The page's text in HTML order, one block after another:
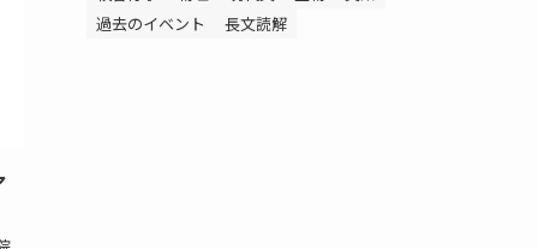
過去のイベント
長文読解